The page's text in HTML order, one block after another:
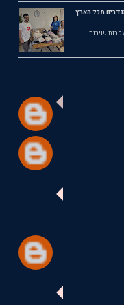
מכל הארץ
שירות